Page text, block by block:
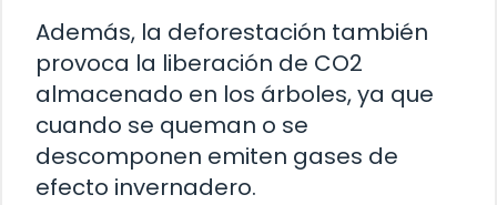
Además, la deforestación también
provoca la liberación de CO2
almacenado en los árboles, ya que
cuando se queman o se
descomponen emiten gases de
efecto invernadero.